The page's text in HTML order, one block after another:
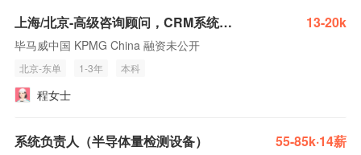
上海/北京-高级咨询顾问，CRM系统服务 13-20k
毕马威中国 KPMG China 融资未公开
北京-东单 1-3年 本科
程女士
系统负责人（半导体量检测设备） 55-85k·14薪